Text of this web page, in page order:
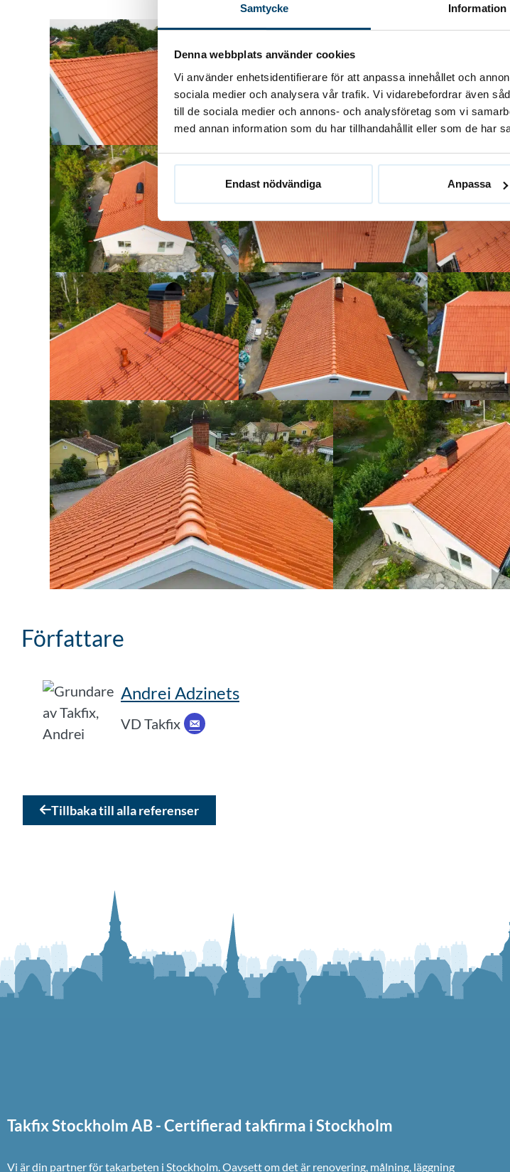
Samtycke Information
Denna webbplats använder cookies
Vi använder enhetsidentifierare för att anpassa innehållet och
sociala medier och analysera vår trafik. Vi vidarebefordrar även
till de sociala medier och annons- och analysföretag som vi
med annan information som du har tillhandahållit eller som de har
Endast nödvändiga Anpassa
Författare
Andrei Adzinets
VD Takfix
Tillbaka till alla referenser
Takfix Stockholm AB - Certifierad takfirma i Stockholm
Vi är din partner för takarbeten i Stockholm. Oavsett om det är renovering, målning, läggning